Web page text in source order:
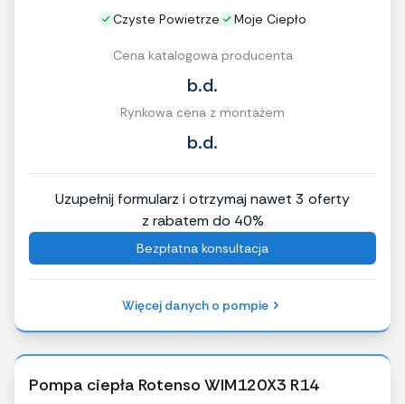
Czyste Powietrze
Moje Ciepło
Cena katalogowa producenta
b.d.
Rynkowa cena z montażem
b.d.
Uzupełnij formularz i otrzymaj nawet 3 oferty
z rabatem do 40%
Bezpłatna konsultacja
Więcej danych o pompie
Pompa ciepła Rotenso WIM120X3 R14